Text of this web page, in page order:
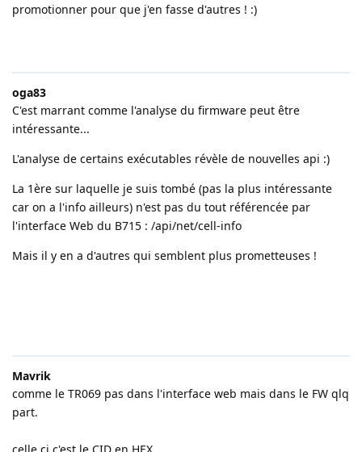
promotionner pour que j'en fasse d'autres ! :)
oga83
C'est marrant comme l'analyse du firmware peut être
intéressante...
L'analyse de certains exécutables révèle de nouvelles api :)
La 1ère sur laquelle je suis tombé (pas la plus intéressante
car on a l'info ailleurs) n'est pas du tout référencée par
l'interface Web du B715 : /api/net/cell-info
Mais il y en a d'autres qui semblent plus prometteuses !
Mavrik
comme le TR069 pas dans l'interface web mais dans le FW qlq
part.